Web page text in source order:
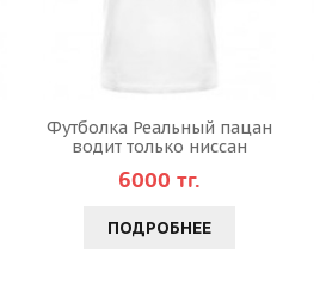
Футболка Реальный пацан
водит только ниссан
6000 тг.
ПОДРОБНЕЕ